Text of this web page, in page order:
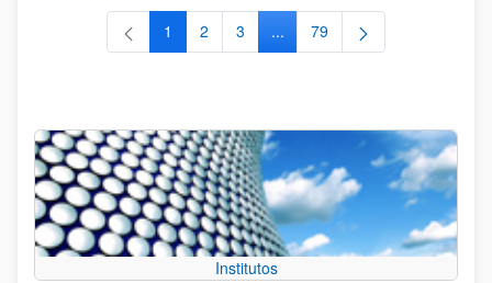
Página
1 Página
2 Página
3 ...Páginas intermedias Use TAB
Página
79
Institutos